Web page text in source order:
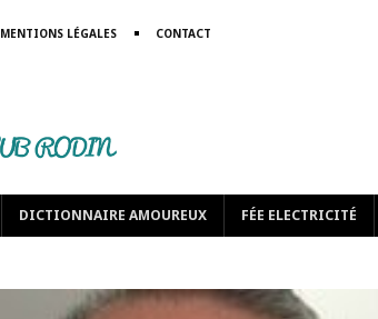
MENTIONS LÉGALES CONTACT
DICTIONNAIRE AMOUREUX FÉE ELECTRICITÉ